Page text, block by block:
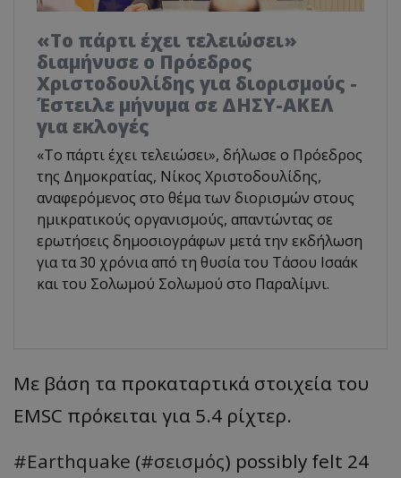
«Το πάρτι έχει τελειώσει»
διαμήνυσε ο Πρόεδρος
Χριστοδουλίδης για διορισμούς -
Έστειλε μήνυμα σε ΔΗΣΥ-ΑΚΕΛ
για εκλογές
«Το πάρτι έχει τελειώσει», δήλωσε ο Πρόεδρος
της Δημοκρατίας, Νίκος Χριστοδουλίδης,
αναφερόμενος στο θέμα των διορισμών στους
ημικρατικούς οργανισμούς, απαντώντας σε
ερωτήσεις δημοσιογράφων μετά την εκδήλωση
για τα 30 χρόνια από τη θυσία του Τάσου Ισαάκ
και του Σολωμού Σολωμού στο Παραλίμνι.
Με βάση τα προκαταρτικά στοιχεία του
EMSC πρόκειται για 5.4 ρίχτερ.
#Earthquake (#σεισμός) possibly felt 24